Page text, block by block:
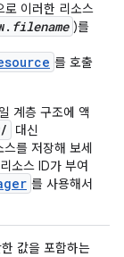
로 이러한 리소스
filename )를
를 호출
계층 구조에 액
대신
를 저장해 보세
소스 ID가 부여
를 사용해서
값을 포함하는